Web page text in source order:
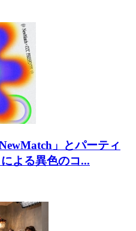
」とパーティ
よる異色のコ...